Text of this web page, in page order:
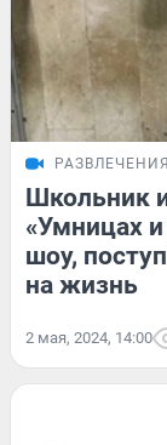
РАЗВЛЕЧЕНИЯ
Школьник
«Умницах
шоу,
на жизнь
2 мая, 2024, 14:00